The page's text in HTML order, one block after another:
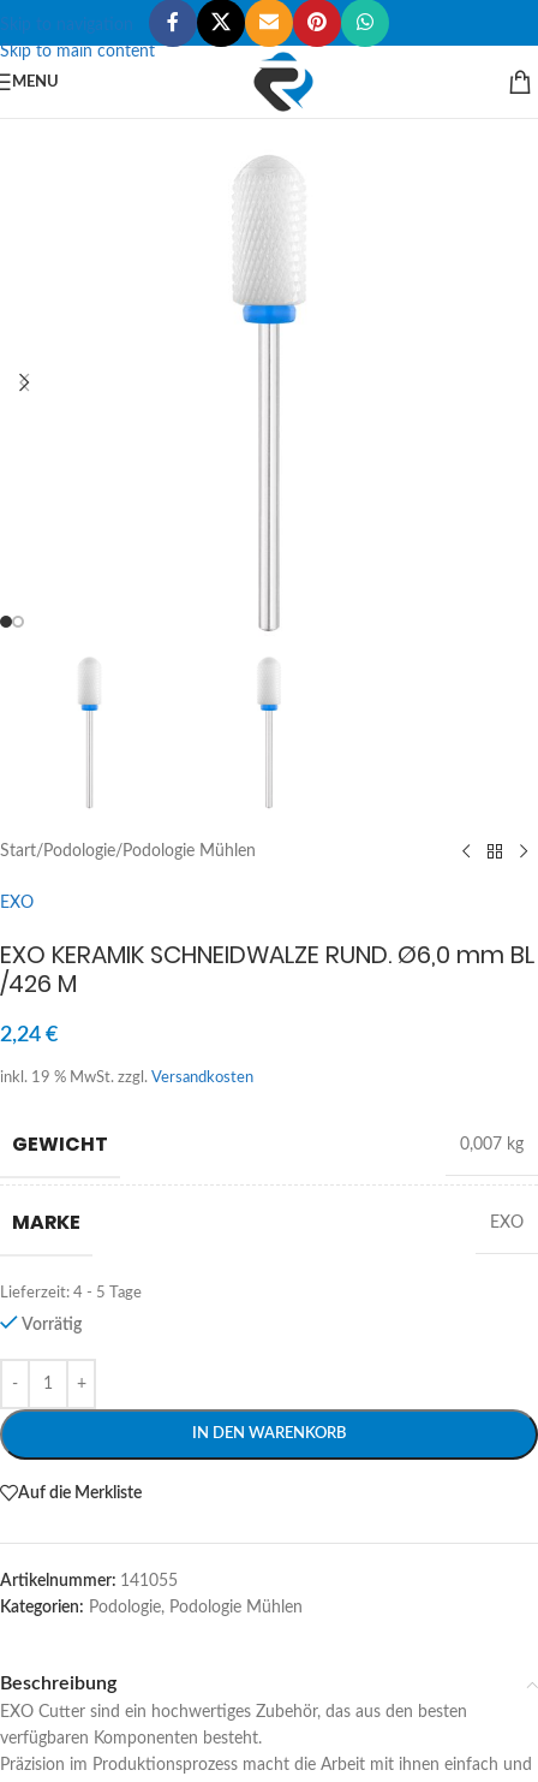
Skip to navigation
Skip to main content
MENU
Start/ Podologie/ Podologie Mühlen
EXO
EXO KERAMIK SCHNEIDWALZE RUND. Ø6,0 mm BL
/426 M
2,24 €
inkl. 19 % MwSt. zzgl. Versandkosten
GEWICHT 0,007 kg
MARKE EXO
Lieferzeit: 4 - 5 Tage
Vorrätig
IN DEN WARENKORB
Alternative:
Auf die Merkliste
Artikelnummer: 141055
Kategorien: Podologie, Podologie Mühlen
Beschreibung
EXO Cutter sind ein hochwertiges Zubehör, das aus den besten
verfügbaren Komponenten besteht.
Präzision im Produktionsprozess macht die Arbeit mit ihnen einfach und